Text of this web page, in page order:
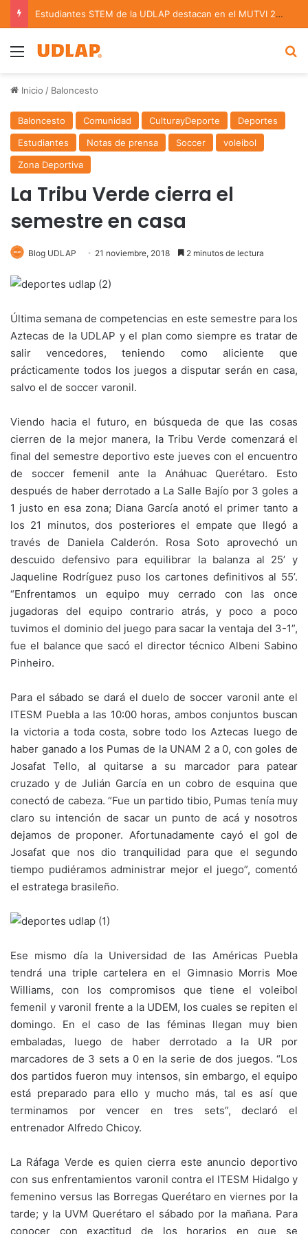
Estudiantes STEM de la UDLAP destacan en el MUTVI 2026
Menu
Inicio / Baloncesto
Baloncesto Comunidad CulturayDeporte
Deportes
Estudiantes
Notas de prensa Soccer
voleibol
Zona Deportiva
La Tribu Verde cierra el
semestre en casa
Blog UDLAP 21 noviembre, 2018 2 minutos de lectura
Última semana de competencias en este semestre para los
Aztecas de la UDLAP y el plan como siempre es tratar de
salir vencedores, teniendo como aliciente que
prácticamente todos los juegos a disputar serán en casa,
salvo el de soccer varonil.
Viendo hacia el futuro, en búsqueda de que las cosas
cierren de la mejor manera, la Tribu Verde comenzará el
final del semestre deportivo este jueves con el encuentro
de soccer femenil ante la Anáhuac Querétaro. Esto
después de haber derrotado a La Salle Bajío por 3 goles a
1 justo en esa zona; Diana García anotó el primer tanto a
los 21 minutos, dos posteriores el empate que llegó a
través de Daniela Calderón. Rosa Soto aprovechó un
descuido defensivo para equilibrar la balanza al 25’ y
Jaqueline Rodríguez puso los cartones definitivos al 55’.
“Enfrentamos un equipo muy cerrado con las once
jugadoras del equipo contrario atrás, y poco a poco
tuvimos el dominio del juego para sacar la ventaja del 3-1”,
fue el balance que sacó el director técnico Albeni Sabino
Pinheiro.
Para el sábado se dará el duelo de soccer varonil ante el
ITESM Puebla a las 10:00 horas, ambos conjuntos buscan
la victoria a toda costa, sobre todo los Aztecas luego de
haber ganado a los Pumas de la UNAM 2 a 0, con goles de
Josafat Tello, al quitarse a su marcador para patear
cruzado y de Julián García en un cobro de esquina que
conectó de cabeza. “Fue un partido tibio, Pumas tenía muy
claro su intención de sacar un punto de acá y nosotros
dejamos de proponer. Afortunadamente cayó el gol de
Josafat que nos dio tranquilidad para que el segundo
tiempo pudiéramos administrar mejor el juego”, comentó
el estratega brasileño.
Ese mismo día la Universidad de las Américas Puebla
tendrá una triple cartelera en el Gimnasio Morris Moe
Williams, con los compromisos que tiene el voleibol
femenil y varonil frente a la UDEM, los cuales se repiten el
domingo. En el caso de las féminas llegan muy bien
embaladas, luego de haber derrotado a la UR por
marcadores de 3 sets a 0 en la serie de dos juegos. “Los
dos partidos fueron muy intensos, sin embargo, el equipo
está preparado para ello y mucho más, tal es así que
terminamos por vencer en tres sets”, declaró el
entrenador Alfredo Chicoy.
La Ráfaga Verde es quien cierra este anuncio deportivo
con sus enfrentamientos varonil contra el ITESM Hidalgo y
femenino versus las Borregas Querétaro en viernes por la
tarde; y la UVM Querétaro el sábado por la mañana. Para
conocer con exactitud de los horarios en que se